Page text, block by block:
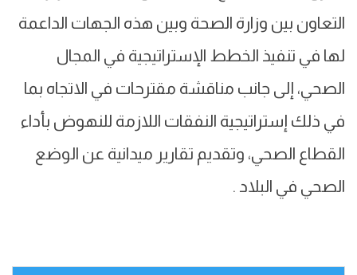
التعاون بين وزارة الصحة وبين هذه الجهات الداعمة
لها في تنفيذ الخطط الإستراتيجية في المجال
الصحي، إلى جانب مناقشة مقترحات في الاتجاه بما
في ذلك إستراتيجية النفقات اللازمة للنهوض بأداء
القطاع الصحي، وتقديم تقارير ميدانية عن الوضع
الصحي في البلاد .